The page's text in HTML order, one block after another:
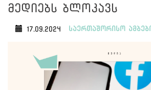
მედიებს ბლოკავს
17.09.2024 საერთაშორისო ამბები